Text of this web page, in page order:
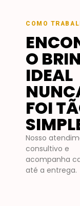
COMO
O
IDEAL
FOI
Nosso
consultivo e
acompanha
até a entrega.